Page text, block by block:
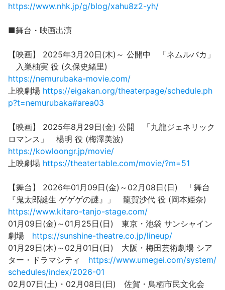
https://www.nhk.jp/g/blog/xahu8z2-yh/
■舞台・映画出演
【映画】 2025年3月20日(木)～ 公開中 「ネムルバカ」
入巣柚実 役 (久保史緒里)
https://nemurubaka-movie.com/
上映劇場 https://eigakan.org/theaterpage/schedule.ph
p?t=nemurubaka#area03
【映画】 2025年8月29日(金) 公開 「九龍ジェネリック
ロマンス」 楊明 役 (梅澤美波)
https://kowloongr.jp/movie/
上映劇場 https://theatertable.com/movie/?m=51
【舞台】 2026年01月09日(金)～02月08日(日) 「舞台
『鬼太郎誕生 ゲゲゲの謎』」 龍賀沙代 役 (岡本姫奈)
https://www.kitaro-tanjo-stage.com/
01月09日(金)～01月25日(日) 東京・池袋 サンシャイン
劇場 https://sunshine-theatre.co.jp/lineup/
01月29日(木)～02月01日(日) 大阪・梅田芸術劇場 シア
ター・ドラマシティ https://www.umegei.com/system/
schedules/index/2026-01
02月07日(土)・02月08日(日) 佐賀・鳥栖市民文化会